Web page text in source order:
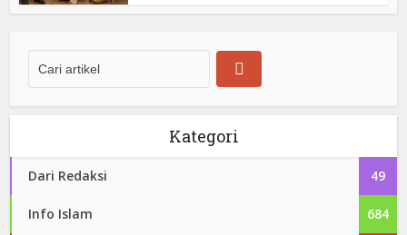
Kategori
Dari Redaksi 49
Info Islam 684